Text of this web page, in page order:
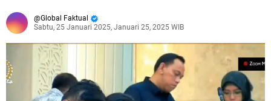
Global Faktual
Sabtu, 25 Januari 2025, Januari 25, 2025 WIB